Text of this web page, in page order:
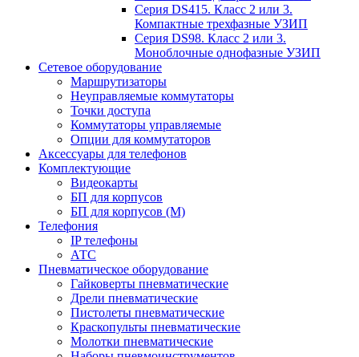
Серия DS415. Класс 2 или 3.
Компактные трехфазные УЗИП
Серия DS98. Класс 2 или 3.
Моноблочные однофазные УЗИП
Сетевое оборудование
Маршрутизаторы
Неуправляемые коммутаторы
Точки доступа
Коммутаторы управляемые
Опции для коммутаторов
Аксессуары для телефонов
Комплектующие
Видеокарты
БП для корпусов
БП для корпусов (М)
Телефония
IP телефоны
АТС
Пневматическое оборудование
Гайковерты пневматические
Дрели пневматические
Пистолеты пневматические
Краскопульты пневматические
Молотки пневматические